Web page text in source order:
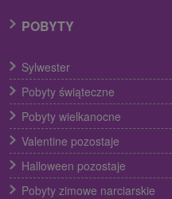
POBYTY
Sylwester
Pobyty świąteczne
Pobyty wielkanocne
Valentine pozostaje
Halloween pozostaje
Pobyty zimowe narciarskie